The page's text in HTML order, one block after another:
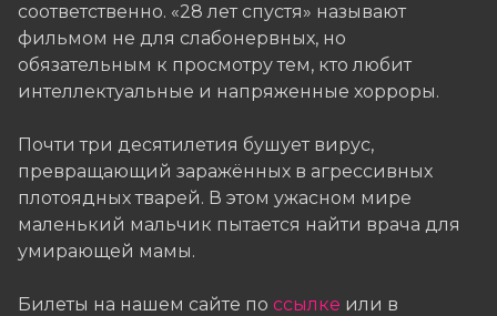
соответственно. «28 лет спустя» называют
фильмом не для слабонервных, но
обязательным к просмотру тем, кто любит
интеллектуальные и напряженные хорроры.
Почти три десятилетия бушует вирус,
превращающий заражённых в агрессивных
плотоядных тварей. В этом ужасном мире
маленький мальчик пытается найти врача для
умирающей мамы.
Билеты на нашем сайте по ссылке или в